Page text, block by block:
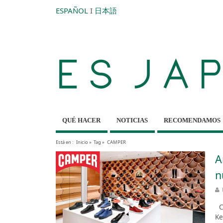
ESPAÑOL I 日本語
QUÉ HACER NOTICIAS RECOMENDAMOS
Está en : Inicio» Tag » CAMPER